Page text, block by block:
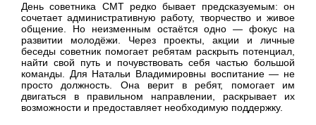
День советника СМТ редко бывает предсказуемым: он
сочетает административную работу, творчество и живое
общение. Но неизменным остаётся одно — фокус на
развитии молодёжи. Через проекты, акции и личные
беседы советник помогает ребятам раскрыть потенциал,
найти свой путь и почувствовать себя частью большой
команды. Для Натальи Владимировны воспитание — не
просто должность. Она верит в ребят, помогает им
двигаться в правильном направлении, раскрывает их
возможности и предоставляет необходимую поддержку.